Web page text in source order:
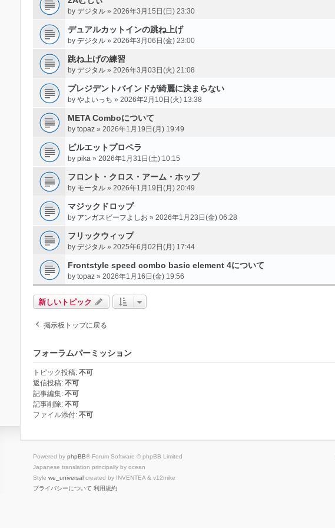
by デジタル» 2026年3月15日(日) 23:30
デュアルカットインの跳ね上げ
by デジタル» 2026年3月06日(金) 23:00
跳ね上げの練習
by デジタル» 2026年3月03日(火) 21:08
プレジデントバインドが綺麗に決まらない
by やよいっち » 2026年2月10日(火) 13:38
META Comboについて
by topaz» 2026年1月19日(月) 19:49
ピルエットプロペラ
by pika » 2026年1月31日(土) 10:15
フロント・クロス・アーム・ホップ
by モータル» 2026年1月19日(月) 20:49
マジックドロップ
by アンガスビーフよしお » 2026年1月23日(金) 06:28
フリックウィップ
by デジタル» 2025年6月02日(月) 17:44
Frontstyle speed combo basic element 4について
by topaz» 2026年1月16日(金) 19:56
新しいトピック
掲示板トップに戻る
フォーラムパーミッション
トピック投稿: 不可
返信投稿: 不可
記事編集: 不可
記事削除: 不可
ファイル添付: 不可
Powered by phpBB® Forum Software © phpBB Limited
Japanese translation principally by ocean
Style we_universalcreated by INVENTEA & v12mike
プライバシーについて 利用規約